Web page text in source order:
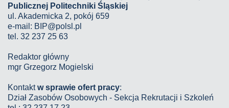
Publicznej Politechniki Śląskiej
ul. Akademicka 2, pokój 659
e-mail: BIP@polsl.pl
tel. 32 237 25 63
Redaktor główny
mgr Grzegorz Mogielski
Kontaktw sprawie ofert pracy:
Dział Zasobów Osobowych - Sekcja Rekrutacji i Szkoleń